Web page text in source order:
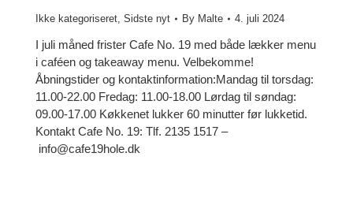
Ikke kategoriseret, Sidste nyt By Malte 4. juli 2024
I juli måned frister Cafe No. 19 med både lækker menu
i caféen og takeaway menu. Velbekomme!
Åbningstider og kontaktinformation:Mandag til torsdag:
11.00-22.00 Fredag: 11.00-18.00 Lørdag til søndag:
09.00-17.00 Køkkenet lukker 60 minutter før lukketid.
Kontakt Cafe No. 19: Tlf. 2135 1517 –
info@cafe19hole.dk